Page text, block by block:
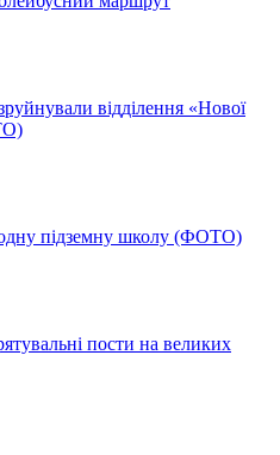
відділення «Нової
підземну школу (ФОТО)
пости на великих